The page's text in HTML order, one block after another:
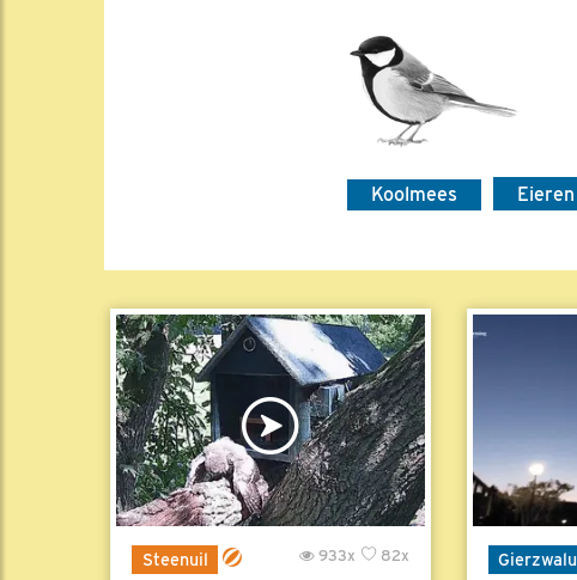
Koolmees
Steenuil 82x
933x